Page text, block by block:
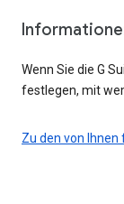
Wenn Sie die G
festlegen, mit
Zu den von